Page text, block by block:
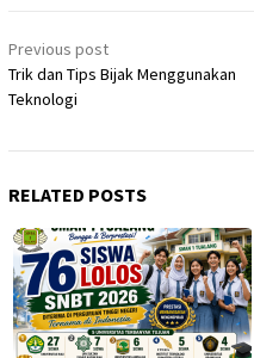
Post
navigation
Previous post
Trik dan Tips Bijak Menggunakan
Teknologi
RELATED POSTS